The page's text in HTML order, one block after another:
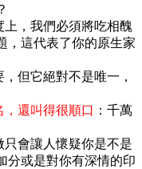
上，我們必須將吃相醜
，這代表了你的原生家
但它絕對不是唯一，
，還叫得很順口 ：千萬
只會讓人懷疑你是不是
分或是對你有深情的印